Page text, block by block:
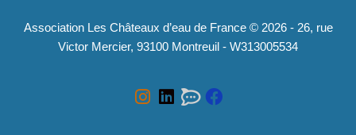
Association Les Châteaux d’eau de France © 2026 - 26, rue
Victor Mercier, 93100 Montreuil - W313005534